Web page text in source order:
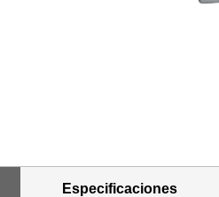
Especificaciones